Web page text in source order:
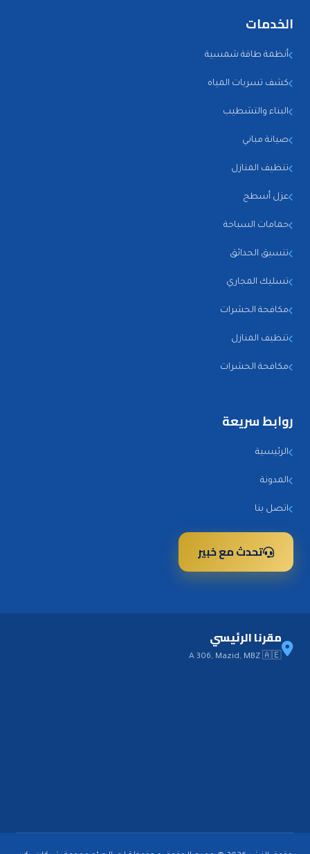
الخدمات
أنظمة طاقة شمسية
كشف تسربات المياه
البناء والتشطيب
صيانة مباني
تنظيف المنازل
عزل أسطح
حمامات السباحة
تنسيق الحدائق
تسليك المجاري
مكافحة الحشرات
تنظيف المنازل
مكافحة الحشرات
روابط سريعة
الرئيسية
المدونة
اتصل بنا
تحدث مع خبير
مقرنا الرئيسي
A 306, Mazid, MBZ 🇦🇪